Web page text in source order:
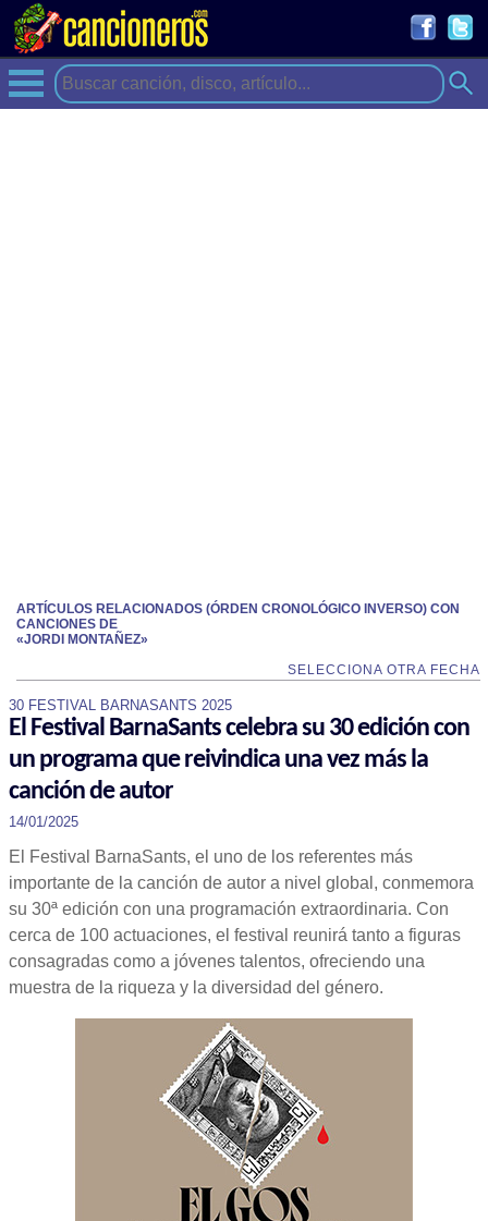
ARTÍCULOS RELACIONADOS (ÓRDEN CRONOLÓGICO INVERSO) CON
CANCIONES DE
«JORDI MONTAÑEZ»
SELECCIONA OTRA FECHA
30 FESTIVAL BARNASANTS 2025
El Festival BarnaSants celebra su 30 edición con
un programa que reivindica una vez más la
canción de autor
14/01/2025
El Festival BarnaSants, el uno de los referentes más
importante de la canción de autor a nivel global, conmemora
su 30ª edición con una programación extraordinaria. Con
cerca de 100 actuaciones, el festival reunirá tanto a figuras
consagradas como a jóvenes talentos, ofreciendo una
muestra de la riqueza y la diversidad del género.